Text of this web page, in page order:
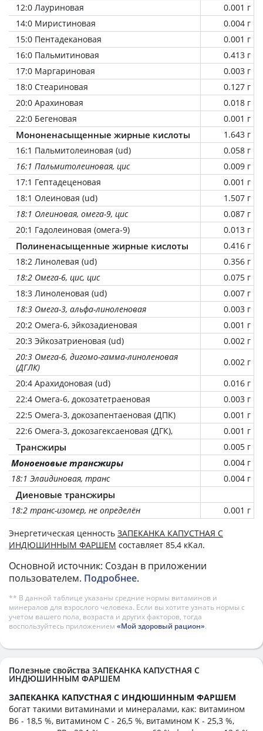
12:0 Лауриновая
0.001 г
14:0 Миристиновая
0.004 г
15:0 Пентадекановая
0.001 г
16:0 Пальмитиновая
0.413 г
17:0 Маргариновая
0.003 г
18:0 Стеариновая
0.127 г
20:0 Арахиновая
0.018 г
22:0 Бегеновая
0.001 г
Мононенасыщенные жирные кислоты
1.643 г
16:1 Пальмитолеиновая (ud)
0.058 г
16:1 Пальмитолеиновая, цис
0.009 г
17:1 Гептадеценовая
0.001 г
18:1 Олеиновая (ud)
1.507 г
18:1 Олеиновая, омега-9, цис
0.087 г
20:1 Гадолеиновая (омега-9)
0.013 г
Полиненасыщенные жирные кислоты
0.416 г
18:2 Линолевая (ud)
0.356 г
18:2 Омега-6, цис, цис
0.075 г
18:3 Линоленовая (ud)
0.007 г
18:3 Омега-3, альфа-линоленовая
0.003 г
20:2 Омега-6, эйкозадиеновая
0.001 г
20:3 Эйкозатриеновая (ud)
0.002 г
20:3 Омега-6, дигомо-гамма-линоленовая
(ДГЛК)
0.002 г
20:4 Арахидоновая (ud)
0.016 г
22:4 Омега-6, докозатетраеновая
0.003 г
22:5 Омега-3, докозапентаеновая (ДПК)
0.001 г
22:6 Омега-3, докозагексаеновая (ДГК),
0.001 г
Трансжиры 0.005 г
Моноеновые трансжиры
0.004 г
18:1 Элаидиновая, транс
0.004 г
Диеновые трансжиры
18:2 транс-изомер, не определён 0.001 г
Энергетическая ценность ЗАПЕКАНКА КАПУСТНАЯ С
ИНДЮШИННЫМ ФАРШЕМ составляет 85,4 кКал.
Основной источник: Создан в приложении
пользователем. Подробнее.
** В данной таблице указаны средние нормы витаминов и
минералов для взрослого человека. Если вы хотите узнать нормы с
учетом вашего пола, возраста и других факторов, тогда
воспользуйтесь приложением «Мой здоровый рацион».
Полезные свойства ЗАПЕКАНКА КАПУСТНАЯ С
ИНДЮШИННЫМ ФАРШЕМ
ЗАПЕКАНКА КАПУСТНАЯ С ИНДЮШИННЫМ ФАРШЕМ
богат такими витаминами и минералами, как: витамином
B6 - 18,5 %, витамином C - 26,5 %, витамином K - 25,3 %,